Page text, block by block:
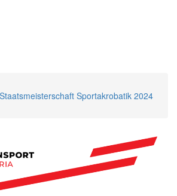
Sportakrobatik 2024